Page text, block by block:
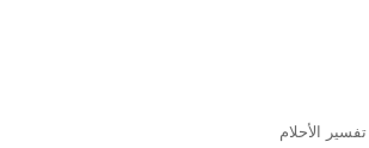
تفسير الأحلام